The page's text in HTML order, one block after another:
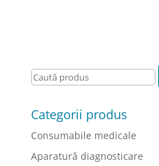
Categorii produs
Consumabile medicale
Aparatură diagnosticare